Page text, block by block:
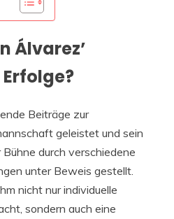
Álvarez’
Beiträge zur
geleistet und sein
durch verschiedene
unter Beweis gestellt.
nicht nur individuelle
sondern auch eine